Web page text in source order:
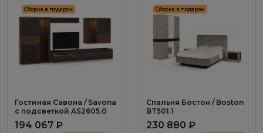
Сборка в подарок
Гостиная Савона / Savona
с подсветкой AS2605.0
194 067 ₽
Сборка в подарок
Спальня Бостон / Boston
BT501.1
230 880 ₽